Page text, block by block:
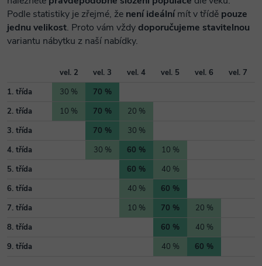
Podle statistiky je zřejmé, že není ideálnímít v třídě pouze
jednu velikost. Proto vám vždydoporučujeme stavitelnou
variantu nábytku z naší nabídky.
vel. 2 vel. 3 vel. 4 vel. 5 vel. 6
vel. 7
1. třída
30 %
70 %
2. třída
10 % 70 %
20 %
3. třída
70 %
30 %
4. třída
30 % 60 %
10 %
5. třída
60 %
40 %
6. třída
40 %
60 %
7. třída
10 % 70 %
20 %
8. třída
60 %
40 %
9. třída
40 % 60 %